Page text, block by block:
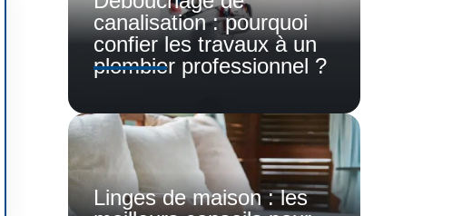
canalisation : pourquoi
confier les travaux à un
plombier professionnel ?
Linges de maison : les